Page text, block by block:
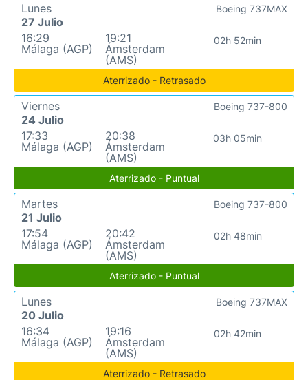
Lunes
27 Julio
16:29
Málaga (AGP)
19:21
Ámsterdam
(AMS)
02h 52min
Boeing 737MAX
Aterrizado - Retrasado
Viernes
24 Julio
17:33
Málaga (AGP)
20:38
Ámsterdam
(AMS)
03h 05min
Boeing 737-800
Aterrizado - Puntual
Martes
21 Julio
17:54
Málaga (AGP)
20:42
Ámsterdam
(AMS)
02h 48min
Boeing 737-800
Aterrizado - Puntual
Lunes
20 Julio
16:34
Málaga (AGP)
19:16
Ámsterdam
(AMS)
02h 42min
Boeing 737MAX
Aterrizado - Retrasado